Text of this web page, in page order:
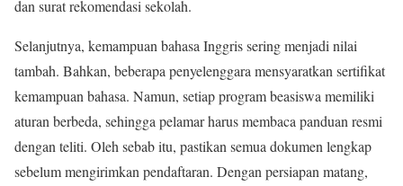
dan surat rekomendasi sekolah.
Selanjutnya, kemampuan bahasa Inggris sering menjadi nilai
tambah. Bahkan, beberapa penyelenggara mensyaratkan sertifikat
kemampuan bahasa. Namun, setiap program beasiswa memiliki
aturan berbeda, sehingga pelamar harus membaca panduan resmi
dengan teliti. Oleh sebab itu, pastikan semua dokumen lengkap
sebelum mengirimkan pendaftaran. Dengan persiapan matang,